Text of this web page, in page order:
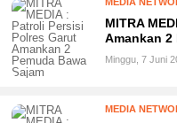
MITRA
Amankan 2
Minggu, 7 Juni
MEDIA